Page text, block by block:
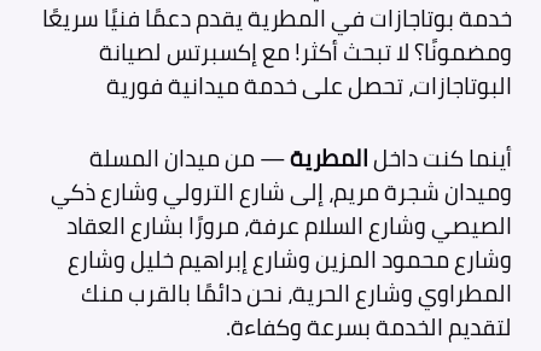
خدمة بوتاجازات في المطرية يقدم دعمًا فنيًا سريعًا
ومضمونًا؟ لا تبحث أكثر! مع إكسبرتس لصيانة
البوتاجازات، تحصل على خدمة ميدانية فورية
أينما كنت داخلالمطرية— من ميدان المسلة
وميدان شجرة مريم، إلى شارع الترولي وشارع ذكي
الصيصي وشارع السلام عرفة، مرورًا بشارع العقاد
وشارع محمود المزين وشارع إبراهيم خليل وشارع
المطراوي وشارع الحرية، نحن دائمًا بالقرب منك
لتقديم الخدمة بسرعة وكفاءة.